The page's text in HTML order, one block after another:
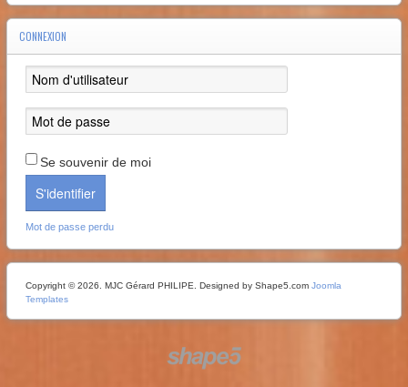
CONNEXION
Se souvenir de moi
S'identifier
Mot de passe perdu
Copyright © 2026. MJC Gérard PHILIPE. Designed by Shape5.com Joomla
Templates